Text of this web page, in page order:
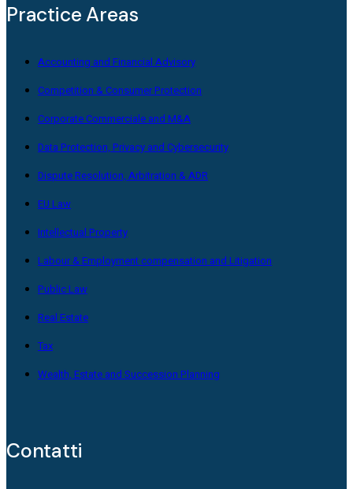
Practice Areas
Accounting and Financial Advisory
Competition & Consumer Protection
Corporate Commerciale and M&A
Data Protection, Privacy and Cybersecurity
Dispute Resolution, Arbitration & ADR
EU Law
Intellectual Property
Labour & Employment compensation and Litigation
Public Law
Real Estate
Tax
Wealth, Estate and Succession Planning
Contatti